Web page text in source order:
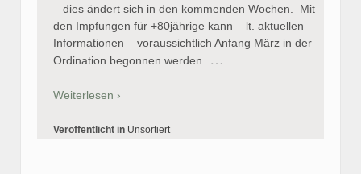
– dies ändert sich in den kommenden Wochen. Mit
den Impfungen für +80jährige kann – lt. aktuellen
Informationen – voraussichtlich Anfang März in der
Ordination begonnen werden.
…
Weiterlesen ›
Veröffentlicht in Unsortiert